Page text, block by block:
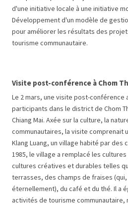
d'une initiative locale à une initiative
Développement d'un modèle de
pour améliorer les résultats des
tourisme communautaire.
Visite post-conférence à Chom
Le 2 mars, une visite post-conférence
participants dans le district de Chom
Chiang Mai. Axée sur la culture, la
communautaires, la visite comprenait
Klang Luang, un village habité par des
1985, le village a remplacé les
cultures créatives et durables telles
terrasses, des champs de fraises
éternellement), du café et du thé. Il a
activités de tourisme communautaire,